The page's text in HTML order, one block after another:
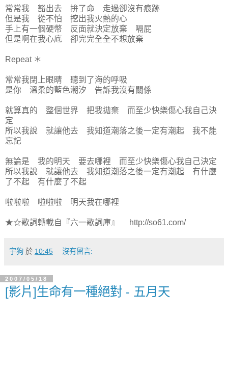
常常我 豁出去 拚了命 走過卻沒有痕跡
但是我 從不怕 挖出我火熱的心
手上有一個硬幣 反面就決定放棄 嗝屁
但是啊在我心底 卻完完全全不想放棄
Repeat ＊
常常我閉上眼睛 聽到了海的呼吸
是你 溫柔的藍色潮汐 告訴我沒有關係
就算真的 整個世界 把我拋棄 而至少快樂傷心我自己決
定
所以我說 就讓他去 我知道潮落之後一定有潮起 我不能
忘記
無論是 我的明天 要去哪裡 而至少快樂傷心我自己決定
所以我說 就讓他去 我知道潮落之後一定有潮起 有什麼
了不起 有什麼了不起
啦啦啦 啦啦啦 明天我在哪裡
★☆歌詞轉載自『六一歌詞庫』 http://so61.com/
宇狗 於 10:45 沒有留言:
2007/05/18
[影片]生命有一種絕對 - 五月天